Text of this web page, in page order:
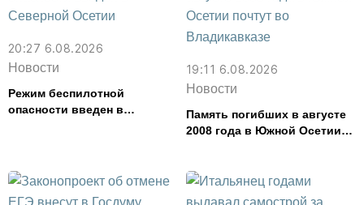
20:27 6.08.2026
Новости
Режим беспилотной
опасности введен в
19:11 6.08.2026
Новости
Память погибших в августе
2008 года в Южной Осетии